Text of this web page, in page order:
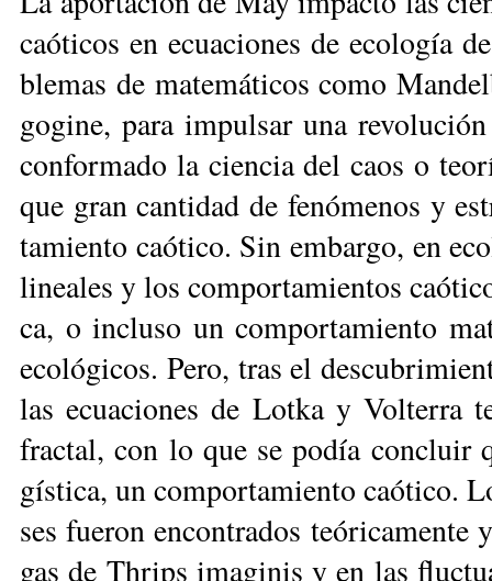
caó­ti­cos en ecua­cio­nes de eco­lo­gía
ble­mas de ma­te­má­ti­cos co­mo
go­gi­ne, pa­ra im­pul­sar una
con­for­ma­do la cien­cia del caos o
que gran can­ti­dad de fe­nó­me­nos y
ta­mien­to caó­ti­co. Sin em­bar­go, en
li­nea­les y los com­por­ta­mien­tos
ca, o in­clu­so un com­por­ta­mien­to
eco­ló­gi­cos. Pe­ro, tras el
las ecua­cio­nes de Lot­ka y Vol­te­rra
frac­tal, con lo que se po­día con­cluir
gís­ti­ca, un com­por­ta­mien­to caó­ti­co.
ses fue­ron en­con­tra­dos
gas de Th­rips ima­gi­nis y en las